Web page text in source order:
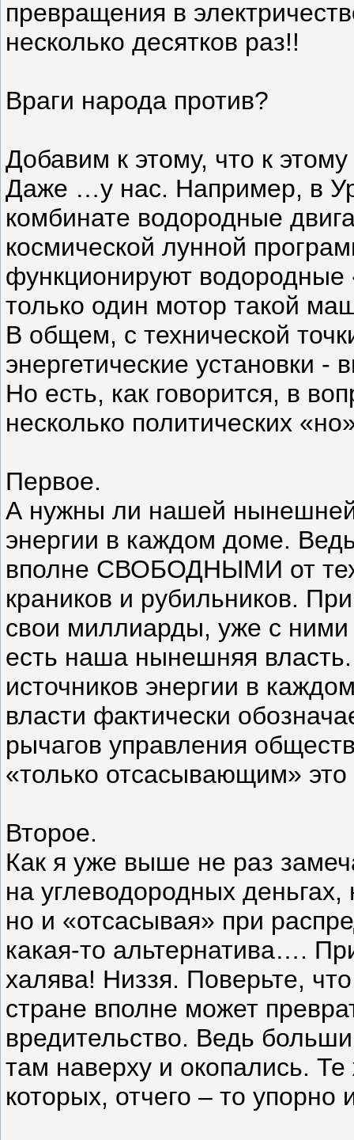
превращения в
несколько десятков раз!!
Враги народа против?
Добавим к этому, что к
Даже …у нас. Например, в
комбинате водородные
космической лунной
функционируют
только один мотор такой
В общем, с технической
энергетические установки
Но есть, как говорится, в
несколько политических
Первое.
А нужны ли нашей нынешней
энергии в каждом доме.
вполне СВОБОДНЫМИ от тех,
краников и рубильников.
свои миллиарды, уже с
есть наша нынешняя
источников энергии в
власти фактически
рычагов управления
«только отсасывающим»
Второе.
Как я уже выше не раз
на углеводородных
но и «отсасывая» при
какая-то альтернатива….
халява! Низзя. Поверьте,
стране вполне может
вредительство. Ведь
там наверху и окопались.
которых, отчего – то упорно